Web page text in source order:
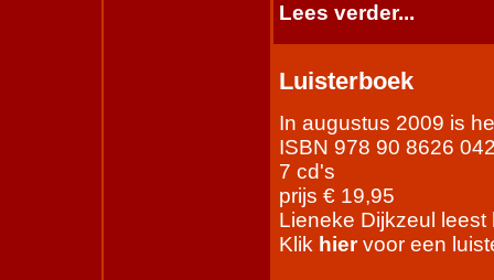
Lees verder...
Luisterboek
In augustus 2009 is
ISBN 978 90 8626
7 cd's
prijs € 19,95
Lieneke Dijkzeul leest
Klik hiervoor een